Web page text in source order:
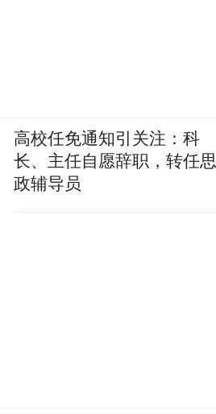
高校任免通知引关注：科
长、主任自愿辞职，转任思
政辅导员